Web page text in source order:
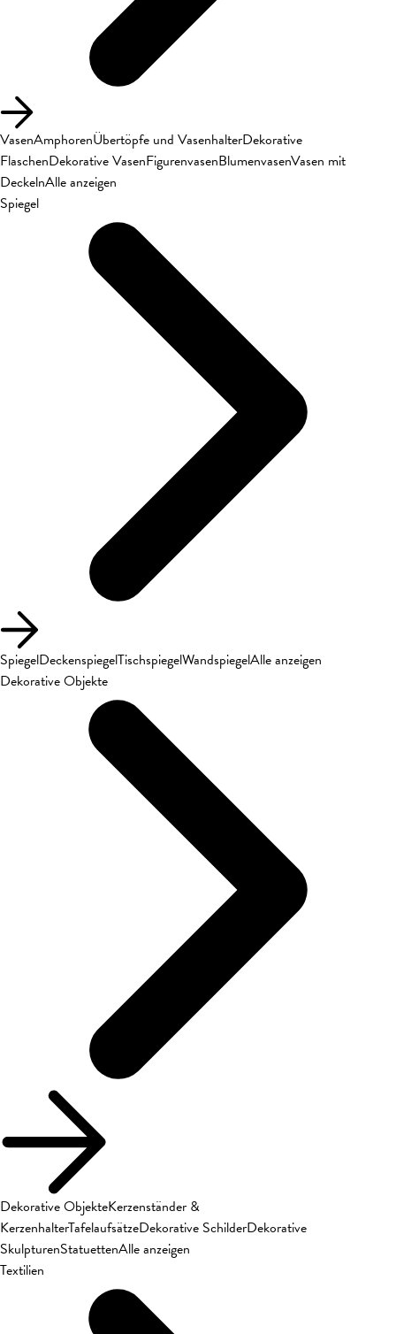
VasenAmphorenÜbertöpfe und VasenhalterDekorative
FlaschenDekorative VasenFigurenvasenBlumenvasenVasen mit
DeckelnAlle anzeigen
Spiegel
SpiegelDeckenspiegelTischspiegelWandspiegelAlle anzeigen
Dekorative Objekte
Dekorative ObjekteKerzenständer &
KerzenhalterTafelaufsätzeDekorative SchilderDekorative
SkulpturenStatuettenAlle anzeigen
Textilien